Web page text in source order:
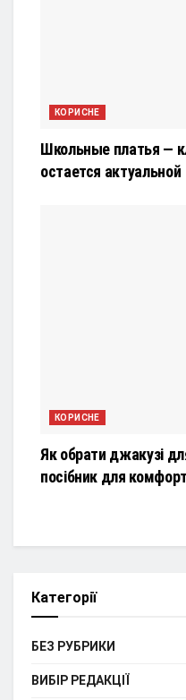
КОРИСНЕ
Школьные платья —
остается актуальной
КОРИСНЕ
Як обрати джакузі
посібник для
Категорії
БЕЗ РУБРИКИ
ВИБІР РЕДАКЦІЇ